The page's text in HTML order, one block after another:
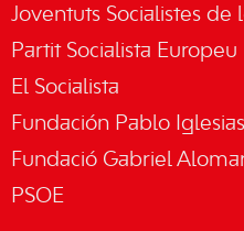
Joventuts Socialistes de
Partit Socialista Europeu
El Socialista
Fundación Pablo Iglesias
Fundació Gabriel
PSOE